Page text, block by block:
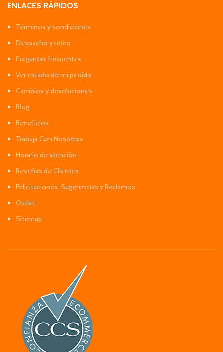
ENLACES RÁPIDOS
Términos y condiciones
Despacho y retiro
Preguntas frecuentes
Ver estado de mi pedido
Cambios y devoluciones
Blog
Beneficios
Trabaja Con Nosotros
Horario de atención
Reseñas de Clientes
Felicitaciones, Sugerencias y Reclamos
Outlet
Sitemap